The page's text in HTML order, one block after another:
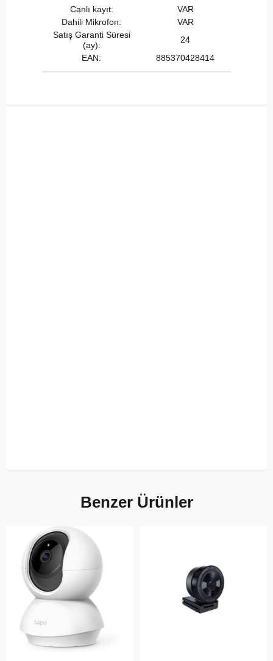
Canlı kayıt:
VAR
Dahili Mikrofon:
VAR
Satış Garanti Süresi
(ay):
24
EAN:
885370428414
Benzer Ürünler